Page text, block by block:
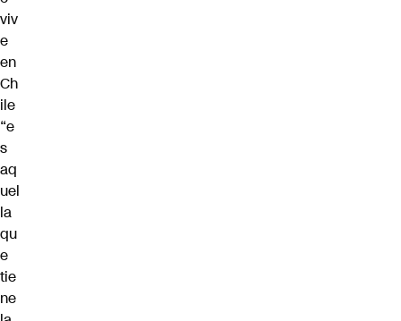
viv
e
en
Ch
ile
“e
s
aq
uel
la
qu
e
tie
ne